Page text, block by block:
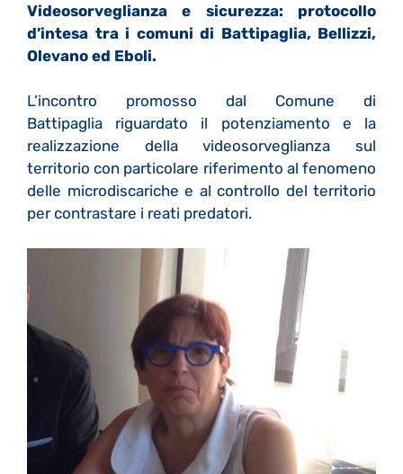
Videosorveglianza e sicurezza: protocollo
d’intesa tra i comuni di Battipaglia, Bellizzi,
Olevano ed Eboli.
L’incontro promosso dal Comune di
Battipaglia riguardato il potenziamento e la
realizzazione della videosorveglianza sul
territorio con particolare riferimento al fenomeno
delle microdiscariche e al controllo del territorio
per contrastare i reati predatori.